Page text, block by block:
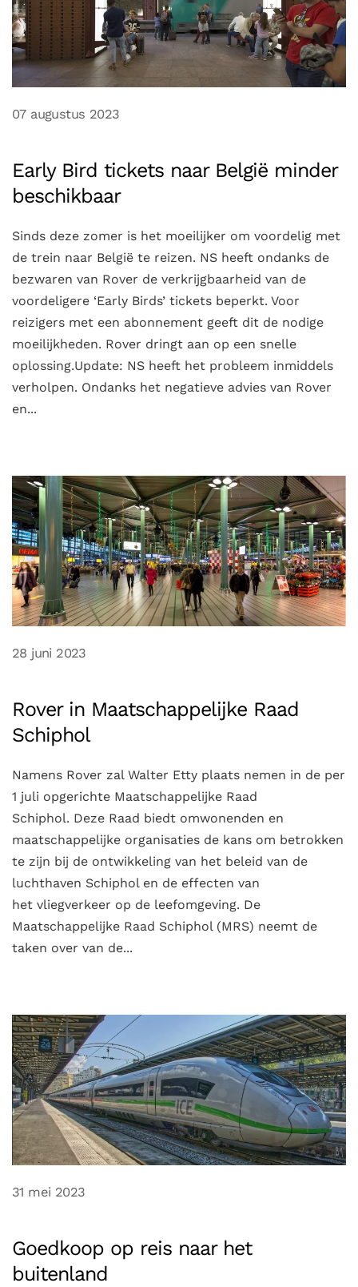
07 augustus 2023
Early Bird tickets naar België minder
beschikbaar
Sinds deze zomer is het moeilijker om voordelig met
de trein naar België te reizen. NS heeft ondanks de
bezwaren van Rover de verkrijgbaarheid van de
voordeligere ‘Early Birds’ tickets beperkt. Voor
reizigers met een abonnement geeft dit de nodige
moeilijkheden. Rover dringt aan op een snelle
oplossing.Update: NS heeft het probleem inmiddels
verholpen. Ondanks het negatieve advies van Rover
en...
28 juni 2023
Rover in Maatschappelijke Raad
Schiphol
Namens Rover zal Walter Etty plaats nemen in de per
1 juli opgerichte Maatschappelijke Raad
Schiphol. Deze Raad biedt omwonenden en
maatschappelijke organisaties de kans om betrokken
te zijn bij de ontwikkeling van het beleid van de
luchthaven Schiphol en de effecten van
het vliegverkeer op de leefomgeving. De
Maatschappelijke Raad Schiphol (MRS) neemt de
taken over van de...
31 mei 2023
Goedkoop op reis naar het
buitenland